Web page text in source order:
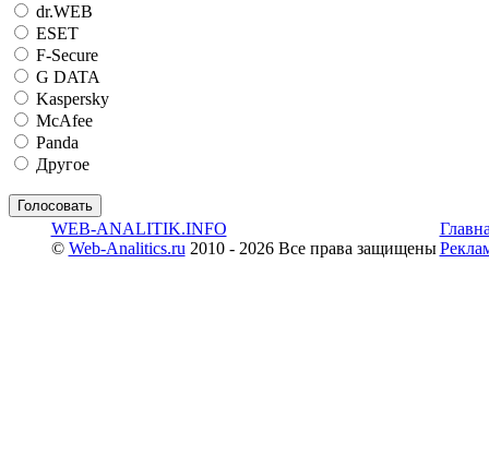
dr.WEB
ESET
F-Secure
G DATA
Kaspersky
McAfee
Panda
Другое
WEB-ANALITIK.INFO
© Web-Analitics.ru 2010 - 2026 Все права защищены